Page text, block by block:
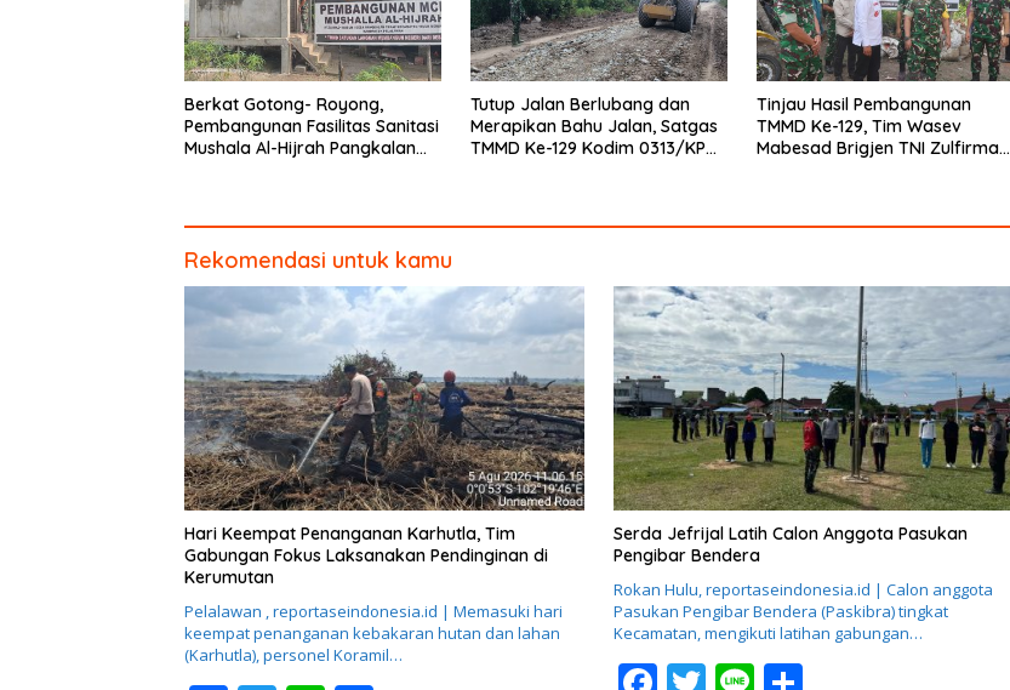
Berkat Gotong- Royong,
Pembangunan Fasilitas Sanitasi
Mushala Al-Hijrah Pangkalan
Tutup Jalan Berlubang dan
Merapikan Bahu Jalan, Satgas
TMMD Ke-129 Kodim 0313/KPR
Tinjau Hasil Pembangunan
TMMD Ke-129, Tim Wasev
Mabesad Brigjen TNI Zulfirman
Rekomendasi untuk kamu
Hari Keempat Penanganan Karhutla, Tim
Gabungan Fokus Laksanakan Pendinginan di
Kerumutan
Pelalawan , reportaseindonesia.id | Memasuki hari
keempat penanganan kebakaran hutan dan lahan
(Karhutla), personel Koramil…
Serda Jefrijal Latih Calon Anggota Pasukan
Pengibar Bendera
Rokan Hulu, reportaseindonesia.id | Calon anggota
Pasukan Pengibar Bendera (Paskibra) tingkat
Kecamatan, mengikuti latihan gabungan…